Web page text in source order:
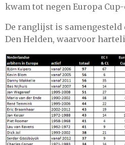
kwam tot negen Europa
De ranglijst is
Den Helden, waarvoor